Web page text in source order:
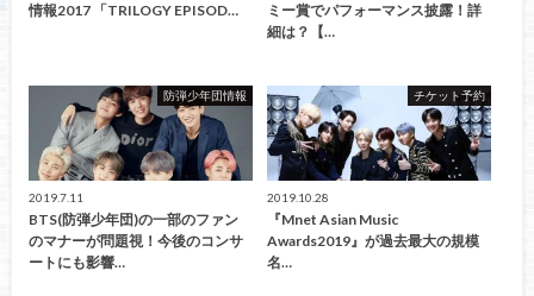
情報2017 「TRILOGY EPISOD…
ミー賞でパフォーマンス披露！詳
細は？【…
防弾少年団情報
2019.7.11
BTS(防弾少年団)の一部のファン
のマナーが問題視！今後のコンサ
ートにも影響…
チケット予約
2019.10.28
『Mnet Asian Music
Awards2019』が過去最大の規模
名…